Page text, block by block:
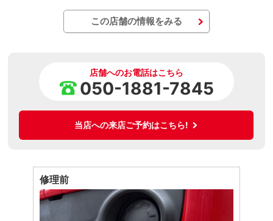
この店舗の情報をみる
店舗へのお電話はこちら
050-1881-7845
当店への来店ご予約はこちら!
修理前